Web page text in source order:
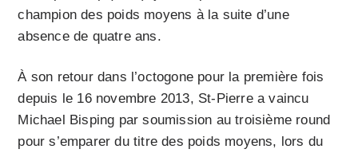
champion des poids moyens à la suite d’une
absence de quatre ans.
À son retour dans l’octogone pour la première fois
depuis le 16 novembre 2013, St-Pierre a vaincu
Michael Bisping par soumission au troisième round
pour s’emparer du titre des poids moyens, lors du